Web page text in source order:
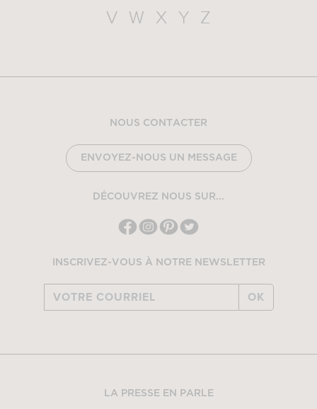
V
W X Y Z
NOUS CONTACTER
ENVOYEZ-NOUS UN MESSAGE
DÉCOUVREZ NOUS SUR...
INSCRIVEZ-VOUS À NOTRE NEWSLETTER
OK
LA PRESSE EN PARLE